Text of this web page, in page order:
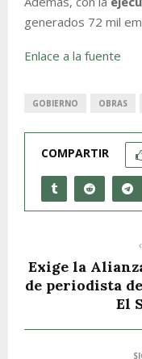
generados 72 mil
Enlace a la fuente
GOBIERNO OBRAS
COMPARTIR
Exige la
de periodista
El